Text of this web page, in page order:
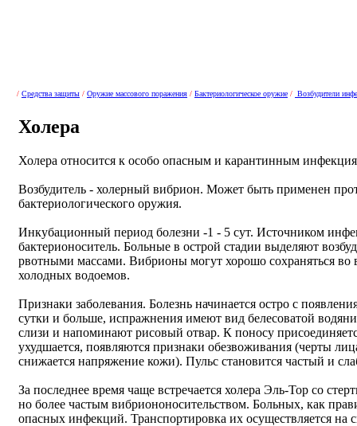
/ Средства защиты / Оружие массового поражения / Бактериологическое оружие / Возбудители
Холера
Холера относится к особо опасным и карантинным
Возбудитель - холерный вибрион. Может быть применен
бактериологического оружия.
Инкубационный период болезни -1 - 5 сут. Источником
бактерионоситель. Больные в острой стадии выделяют
рвотными массами. Вибрионы могут хорошо сохраняться во
холодных водоемов.
Признаки заболевания. Болезнь начинается остро с
сутки и больше, испражнения имеют вид белесоватой
слизи и напоминают рисовый отвар. К поносу
ухудшается, появляются признаки обезвоживания (черты
снижается напряжение кожи). Пульс становится частый и
За последнее время чаще встречается холера Эль-Тор со
но более частым вибриононосительством. Больных, как
опасных инфекций. Транспортировка их осуществляется на